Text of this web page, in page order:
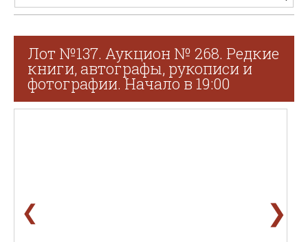
Лот №137. Аукцион № 268. Редкие
книги, автографы, рукописи и
фотографии. Начало в 19:00
❮ ❯